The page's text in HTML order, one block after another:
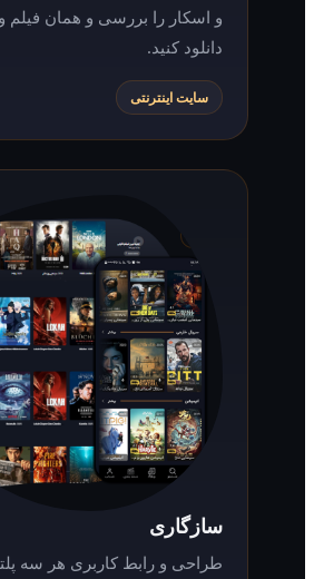
و اسکار را بررسی و همان فیلم و سریال را
سایت اینترنتی
طراحی و رابط کاربری هر سه پلتفرم سناریو